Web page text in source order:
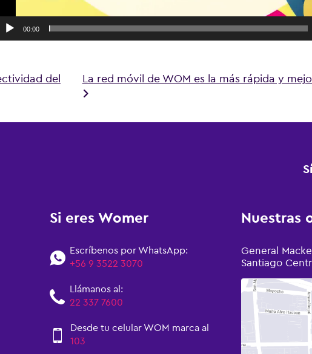
00:00
del
La red móvil de WOM es la más rápida y
Si eres Womer
Escríbenos por WhatsApp:
+56 9 3522 3070
Llámanos al:
22 337 7600
Desde tu celular WOM marca al
103
Nuestras
General
Santiago